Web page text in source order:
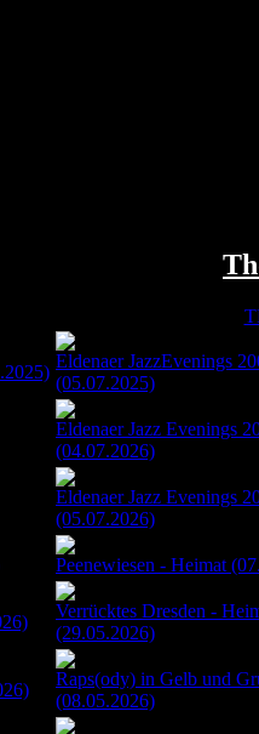
Eldenaer JazzEvenings
(05.07.2025)
Eldenaer Jazz Evenings
(04.07.2026)
Eldenaer Jazz Evenings
(05.07.2026)
Peenewiesen - Heimat
Verrücktes Dresden -
(29.05.2026)
Raps(ody) in Gelb und
(08.05.2026)